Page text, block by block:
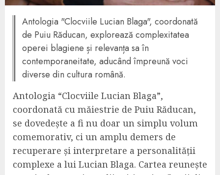
Antologia "Clocviile Lucian Blaga", coordonată
de Puiu Răducan, explorează complexitatea
operei blagiene și relevanța sa în
contemporaneitate, aducând împreună voci
diverse din cultura română.
Antologia “Clocviile Lucian Blaga”,
coordonată cu măiestrie de Puiu Răducan,
se dovedește a fi nu doar un simplu volum
comemorativ, ci un amplu demers de
recuperare și interpretare a personalității
complexe a lui Lucian Blaga. Cartea reunește